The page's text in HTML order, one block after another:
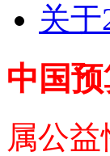
关
中国预
属公